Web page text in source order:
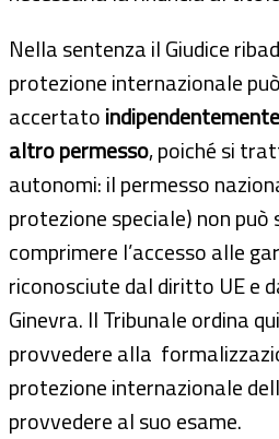
Nella sentenza il Giudice
protezione internazionale
accertato
altro permesso, poiché si
autonomi: il permesso
protezione speciale) non può
comprimere l’accesso alle
riconosciute dal diritto UE e
Ginevra. Il Tribunale ordina
provvedere alla
protezione internazionale
provvedere al suo esame.